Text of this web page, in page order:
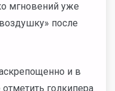
мгновений уже
после
и в
голкипера